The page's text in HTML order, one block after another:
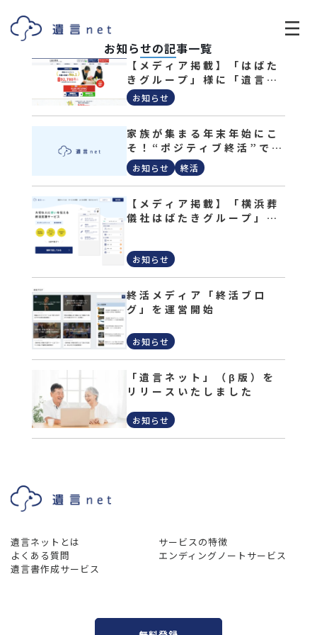
お知らせの記事一覧
【メディア掲載】「はばた
きグループ」様に「遺言ネ
ット」をご紹介いただきま
した。
お知らせ
家族が集まる年末年始にこ
そ！“ポジティブ終活”で人
生をもっとハッピーにする
方法
お知らせ 終活
【メディア掲載】「横浜葬
儀社はばたきグループ」様
お知らせ
終活メディア「終活ブロ
グ」を運営開始
お知らせ
「遺言ネット」（β版）を
リリースいたしました
お知らせ
遺言ネットとは
サービスの特徴
よくある質問
エンディングノートサービス
遺言書作成サービス